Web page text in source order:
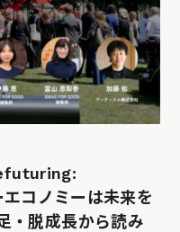
コノミーは未来を
・脱成長から読み